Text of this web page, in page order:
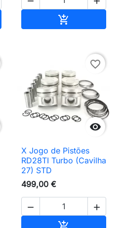


favorite_border
X Jogo de Pistões
RD28TI Turbo (Cavilha
27) STD
499,00 €
 